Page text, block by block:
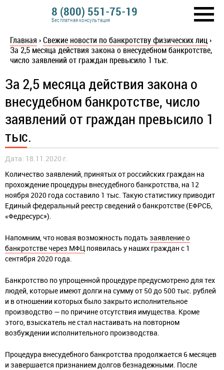
8 (800) 551-75-19
Бесплатная консультация
Главная ›Свежие новости по банкротству физических лиц ›
За 2,5 месяца действия закона о внесудебном банкротстве,
число заявлений от граждан превысило 1 тыс.
За 2,5 месяца действия закона о
внесудебном банкротстве, число
заявлений от граждан превысило 1
тыс.
Дата: 18.11.2020 г.
Количество заявлений, принятых от российских граждан на
прохождение процедуры внесудебного банкротства, на 12
ноября 2020 года составило 1 тыс. Такую статистику приводит
Единый федеральный реестр сведений о банкротстве (ЕФРСБ,
«Федресурс»).
Напомним, что новая возможность подать заявление о
банкротстве через МФЦ появилась у наших граждан с 1
сентября 2020 года.
Банкротство по упрощенной процедуре предусмотрено для тех
людей, которые имеют долги на сумму от 50 до 500 тыс. рублей
и в отношении которых было закрыто исполнительное
производство — по причине отсутствия имущества. Кроме
этого, взыскатель не стал настаивать на повторном
возбуждении исполнительного производства.
Процедура внесудебного банкротства продолжается 6 месяцев
и завершается признанием долгов безнадежными. После